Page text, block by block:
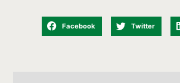
Facebook Twitter